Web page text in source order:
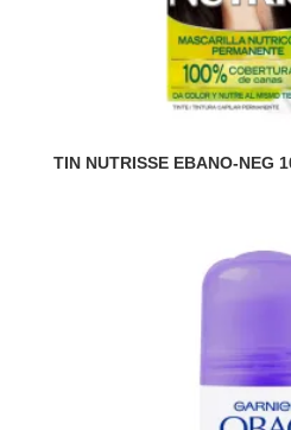
TIN NUTRISSE EBANO-NEG